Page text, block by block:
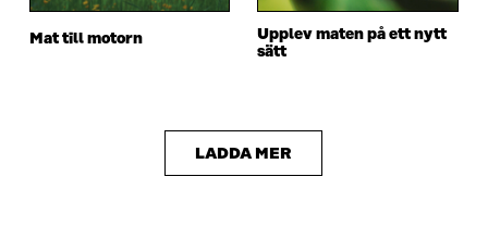
Mat till motorn
Upplev maten på ett nytt
sätt
LADDA MER